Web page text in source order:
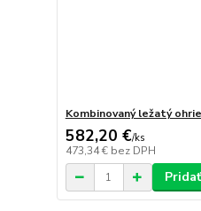
Kombinovaný ležatý
582,20 €/ks
473,34 € bez DPH